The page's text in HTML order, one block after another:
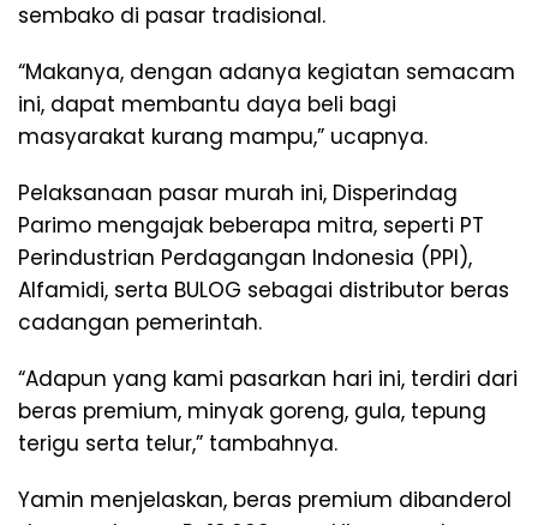
sembako di pasar tradisional.
“Makanya, dengan adanya kegiatan semacam
ini, dapat membantu daya beli bagi
masyarakat kurang mampu,” ucapnya.
Pelaksanaan pasar murah ini, Disperindag
Parimo mengajak beberapa mitra, seperti PT
Perindustrian Perdagangan Indonesia (PPI),
Alfamidi, serta BULOG sebagai distributor beras
cadangan pemerintah.
“Adapun yang kami pasarkan hari ini, terdiri dari
beras premium, minyak goreng, gula, tepung
terigu serta telur,” tambahnya.
Yamin menjelaskan, beras premium dibanderol